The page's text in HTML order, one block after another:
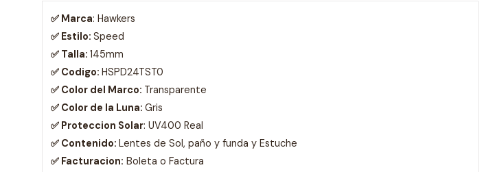
✅ Marca: Hawkers
✅ Estilo: Speed
✅ Talla: 145mm
✅ Codigo: HSPD24TST0
✅ Color del Marco: Transparente
✅ Color de la Luna: Gris
✅ Proteccion Solar: UV400 Real
✅ Contenido: Lentes de Sol, paño y funda y Estuche
✅ Facturacion: Boleta o Factura